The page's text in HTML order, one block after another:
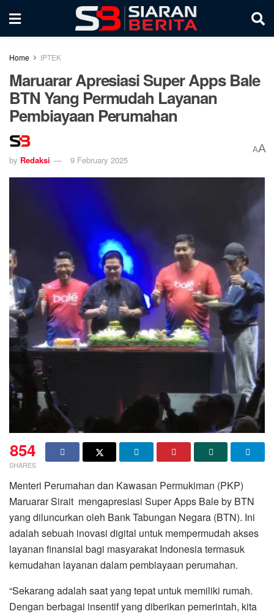
Home IPTEK
Maruarar Apresiasi Super Apps Bale
BTN Yang Permudah Layanan
Pembiayaan Perumahan
by Redaksi 9 February 2025
AA
854
SHARES
Menteri Perumahan dan Kawasan Permukiman (PKP)
Maruarar Sirait mengapresiasi Super Apps Bale by BTN
yang diluncurkan oleh Bank Tabungan Negara (BTN). Ini
adalah sebuah inovasi digital untuk mempermudah akses
layanan finansial bagi masyarakat Indonesia termasuk
kemudahan layanan dalam pembiayaan perumahan.
“Sekarang adalah saat yang tepat untuk memiliki rumah.
Dengan berbagai insentif yang diberikan pemerintah, kita